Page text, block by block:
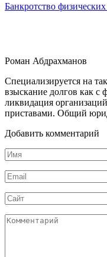
Банкротство
Роман Абдрахманов
Специализируется на
взыскание долгов как с
ликвидация
приставами. Общий
Добавить комментарий
Имя
Email
Сайт
Комментарий